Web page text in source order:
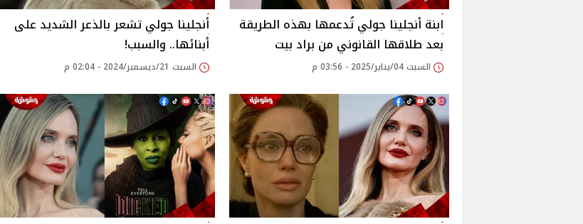
ابنة أنجلينا جولي تُدعمها بهذه الطريقة
بعد طلاقها القانوني من براد بيت
السبت 04/يناير/2025 - 03:56 م
أنجلينا جولي تشعر بالذعر الشديد على
أبنائها.. والسبب!
السبت 21/ديسمبر/2024 - 02:04 م